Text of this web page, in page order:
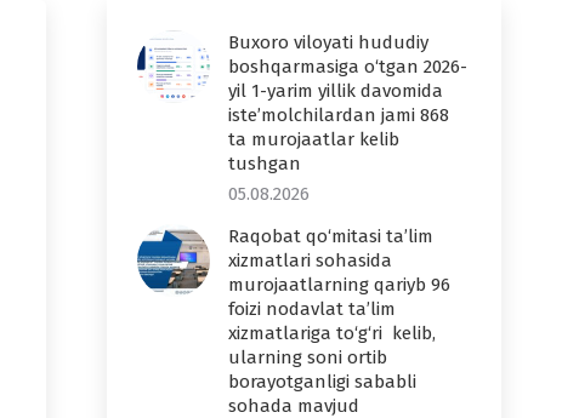
Buxoro viloyati hududiy
boshqarmasiga o‘tgan 2026-
yil 1-yarim yillik davomida
iste’molchilardan jami 868
ta murojaatlar kelib
tushgan
05.08.2026
Raqobat qo‘mitasi ta’lim
xizmatlari sohasida
murojaatlarning qariyb 96
foizi nodavlat ta’lim
xizmatlariga to‘g‘ri kelib,
ularning soni ortib
borayotganligi sababli
sohada mavjud